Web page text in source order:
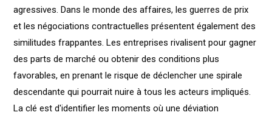
agressives. Dans le monde des affaires, les guerres de prix
et les négociations contractuelles présentent également des
similitudes frappantes. Les entreprises rivalisent pour gagner
des parts de marché ou obtenir des conditions plus
favorables, en prenant le risque de déclencher une spirale
descendante qui pourrait nuire à tous les acteurs impliqués.
La clé est d'identifier les moments où une déviation